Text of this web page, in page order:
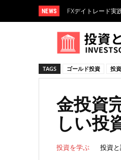
NEWS FXデイトレード実践
FXで損切りできな
TAGS ゴールド投資 投
金投資
しい投
投資を学ぶ 投資